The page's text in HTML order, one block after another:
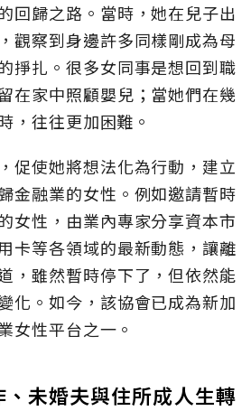
回歸之路。當時，她在兒子出
觀察到身邊許多同樣剛成為母
掙扎。很多女同事是想回到職
在家中照顧嬰兒；當她們在幾
，往往更加困難。
促使她將想法化為行動，建立
金融業的女性。例如邀請暫時
女性，由業內專家分享資本市
卡等各領域的最新動態，讓離
，雖然暫時停下了，但依然能
化。如今，該協會已成為新加
女性平台之一。
未婚夫與住所成人生轉